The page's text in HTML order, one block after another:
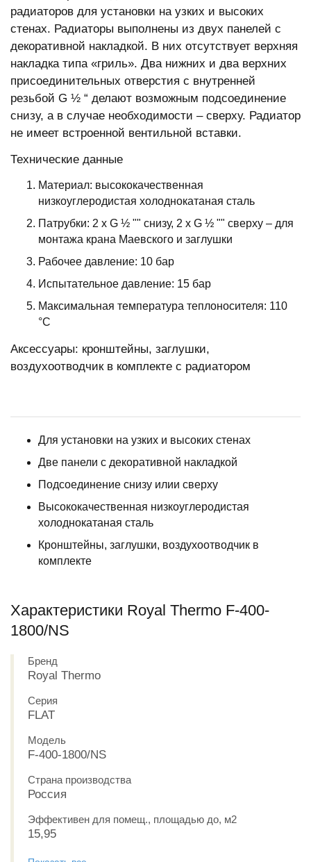
радиаторов для установки на узких и высоких
стенах. Радиаторы выполнены из двух панелей с
декоративной накладкой. В них отсутствует верхняя
накладка типа «гриль». Два нижних и два верхних
присоединительных отверстия с внутренней
резьбой G ½ “ делают возможным подсоединение
снизу, а в случае необходимости – сверху. Радиатор
не имеет встроеннoй вентильной вставки.
Технические данные
Материал: высококачественная
низкоуглеродистая холоднокатаная сталь
Патрубки: 2 x G ½ "" снизу, 2 x G ½ "" сверху – для
монтажа крана Маевского и заглушки
Рабочее давление: 10 бар
Испытательное давление: 15 бар
Максимальная температура теплоносителя: 110
°C
Аксессуары: кронштейны, заглушки,
воздухоотводчик в комплекте с радиатором
Для установки на узких и высоких стенах
Две панели с декоративной накладкой
Подсоединение снизу илии сверху
Высококачественная низкоуглеродистая
холоднокатаная сталь
Кронштейны, заглушки, воздухоотводчик в
комплекте
Характеристики Royal Thermo F-400-
1800/NS
Бренд
Royal Thermo
Серия
FLAT
Модель
F-400-1800/NS
Страна производства
Россия
Эффективен для помещ., площадью до, м2
15,95